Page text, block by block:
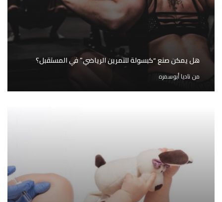
هل يمكن صنع “كبسولة للتمرين الرياضي” في المستقبل؟
من ناديا أبوسمره